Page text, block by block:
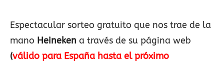
Espectacular sorteo gratuito que nos trae de la
mano Heineken a través de su página web
(válido para España hasta el próximo